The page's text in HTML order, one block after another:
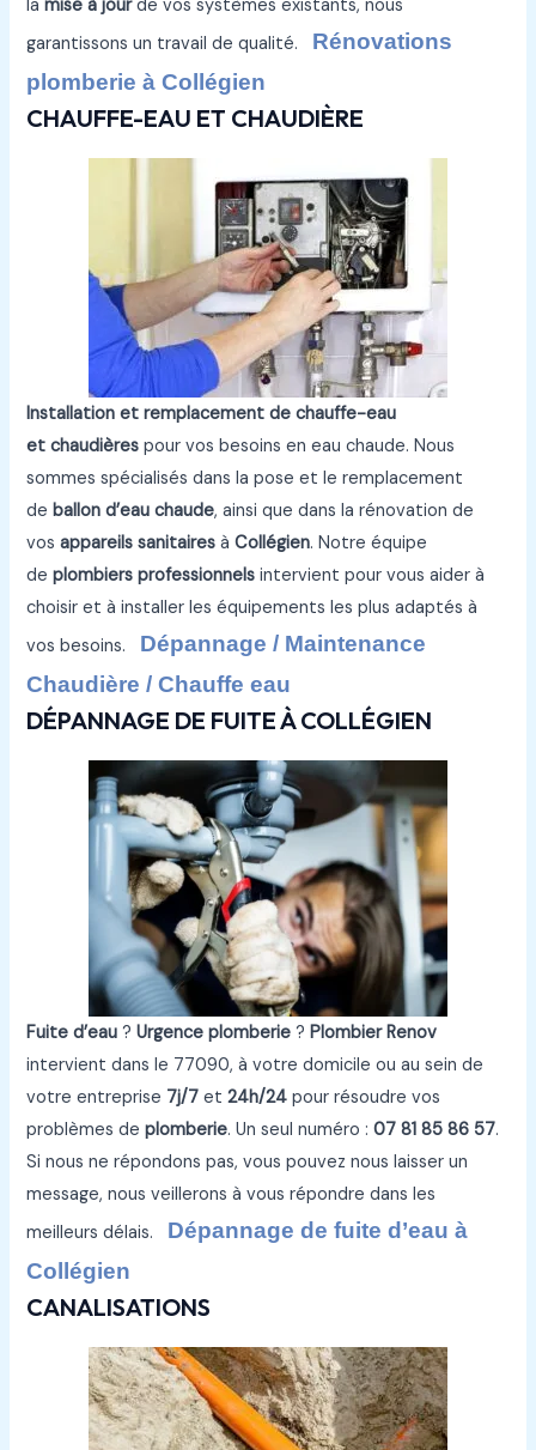
lamise à jourde vos systèmes existants, nous
garantissons un travail de qualité. Rénovations
plomberie à Collégien
CHAUFFE-EAU ET CHAUDIÈRE
Installation et remplacement de chauffe-eau
et chaudières pour vos besoins en eau chaude. Nous
sommes spécialisés dans la pose et le remplacement
deballon d’eau chaude, ainsi que dans la rénovation de
vosappareils sanitaires àCollégien. Notre équipe
deplombiers professionnels intervient pour vous aider à
choisir et à installer les équipements les plus adaptés à
vos besoins. Dépannage / Maintenance
Chaudière / Chauffe eau
DÉPANNAGE DE FUITE À COLLÉGIEN
Fuite d’eau ?Urgence plomberie ?Plombier Renov
intervient dans le 77090, à votre domicile ou au sein de
votre entreprise 7j/7 et24h/24 pour résoudre vos
problèmes deplomberie. Un seul numéro :07 81 85 86 57.
Si nous ne répondons pas, vous pouvez nous laisser un
message, nous veillerons à vous répondre dans les
meilleurs délais. Dépannage de fuite d’eau à
Collégien
CANALISATIONS